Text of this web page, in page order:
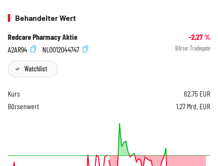
Behandelter Wert
Redcare Pharmacy Aktie -2,27%
A2AR94
NL0012044747 Börse: Tradegate
Watchlist
Kurs 62,75 EUR
Börsenwert
1,27 Mrd. EUR